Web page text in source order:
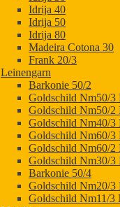
Idrija 40
Idrija 50
Idrija 80
Madeira Cotona 30
Frank 20/3
Leinengarn
Barkonie 50/2
Goldschild Nm50/3
Goldschild Nm50/2
Goldschild Nm40/3
Goldschild Nm60/3
Goldschild Nm60/2
Goldschild Nm30/3
Barkonie 50/4
Goldschild Nm20/3
Goldschild Nm11/3